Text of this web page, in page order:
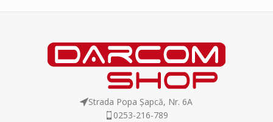
Strada Popa Șapcă, Nr. 6A
0253-216-789